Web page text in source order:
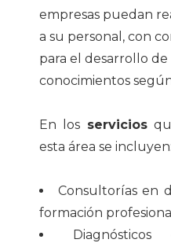
empresas puedan
a su personal, con
para el desarrollo
conocimientos
En los servicios
esta área se incluyen:
Consultorías en
formación